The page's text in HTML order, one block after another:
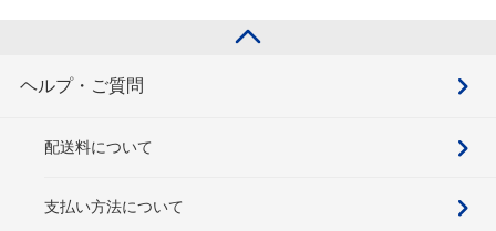
ヘルプ・ご質問
配送料について
支払い方法について